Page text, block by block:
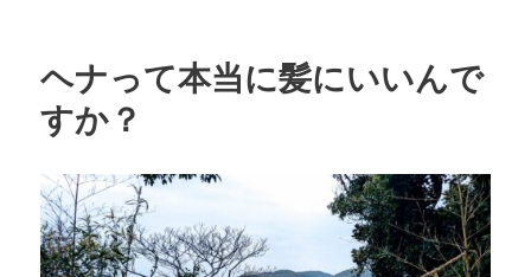
ヘナって本当に髪にいいんで
すか？